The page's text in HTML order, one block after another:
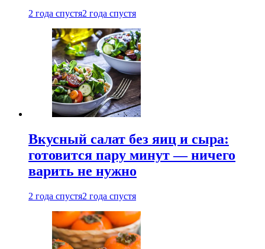
2 года спустя2 года спустя
Вкусный салат без яиц и сыра:
готовится пару минут — ничего
варить не нужно
2 года спустя2 года спустя